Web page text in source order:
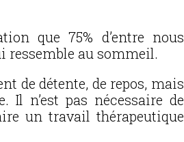
que 75% d’entre nous
ressemble au sommeil.
de détente, de repos, mais
Il n’est pas nécessaire de
un travail thérapeutique